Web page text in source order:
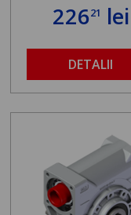
22621 lei
DETALII